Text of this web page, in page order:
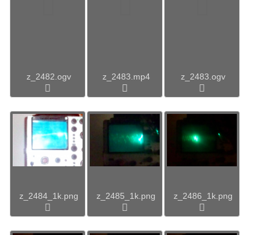
z_2482.ogv z_2483.mp4 z_2483.ogv
z_2484_1k.png z_2485_1k.png z_2486_1k.png